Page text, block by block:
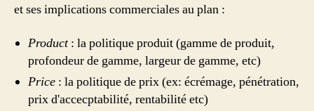
et ses implications commerciales au plan :
Product: la politique produit (gamme de produit,
profondeur de gamme, largeur de gamme, etc)
Price : la politique de prix (ex: écrémage, pénétration,
prix d'accecptabilité, rentabilité etc)